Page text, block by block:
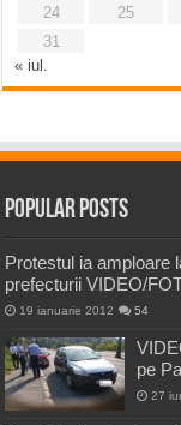
24
25
31
« iul.
Popular Posts
Protestul ia amploare
prefecturii VIDEO/
19 ianuarie 2012 54
pe
27